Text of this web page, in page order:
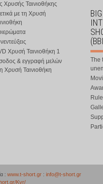
Χρυσής Ταινιοθήκης
με τη Χρυσή
Χρυσή Ταινιοθήκη 1
& εγγραφή μελών
Χρυσή Ταινιοθήκη
The
: www.t-short.gr : info@t-short.gr
Kyr/